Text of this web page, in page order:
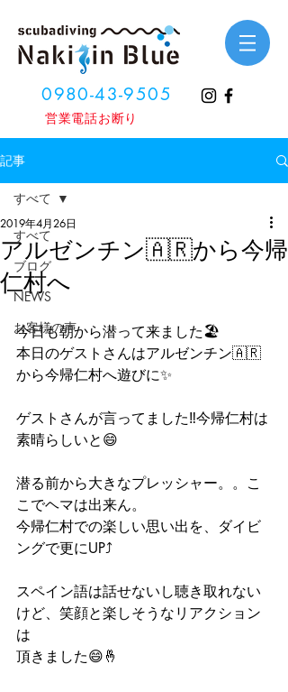
0980-43-9505
​営業電話お断り
記事
すべて
ブログ
NEWS
お客様の声
すべて
アルゼンチン🇦🇷から今帰
仁村へ
2019年4月26日
今日も朝から潜って来ました🏖
本日のゲストさんはアルゼンチン🇦🇷
から今帰仁村へ遊びに✨
ゲストさんが言ってました‼️今帰仁村は
素晴らしいと😄
潜る前から大きなプレッシャー。。こ
こでヘマは出来ん。
今帰仁村での楽しい思い出を、ダイビ
ングで更にUP⤴️
スペイン語は話せないし聴き取れない
けど、笑顔と楽しそうなリアクション
は
頂きました😄🤞